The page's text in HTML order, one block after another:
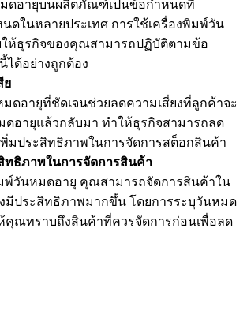
ดอายุบนผลิตภัณฑ์เป็นข้อกำหนดที่
ดในหลายประเทศ การใช้เครื่องพิมพ์วัน
ห้ธุรกิจของคุณสามารถปฏิบัติตามข้อ
ได้อย่างถูกต้อง
ย
ดอายุที่ชัดเจนช่วยลดความเสี่ยงที่ลูกค้าจะ
อายุแล้วกลับมา ทำให้ธุรกิจสามารถลด
พิ่มประสิทธิภาพในการจัดการสต็อกสินค้า
ทธิภาพในการจัดการสินค้า
พ์วันหมดอายุ คุณสามารถจัดการสินค้าใน
มีประสิทธิภาพมากขึ้น โดยการระบุวันหมด
คุณทราบถึงสินค้าที่ควรจัดการก่อนเพื่อลด